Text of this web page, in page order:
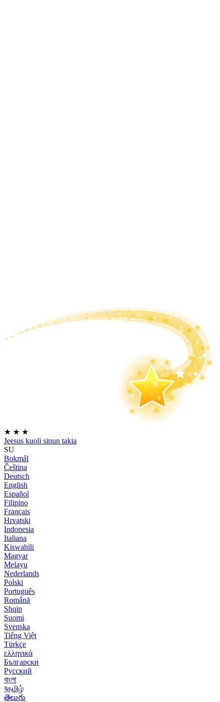
★ ★ ★
Jeesus kuoli sinun takia
SU
Bokmål
Čeština
Deutsch
English
Español
Filipino
Français
Hrvatski
Indonesia
Italiana
Kiswahili
Magyar
Melayu
Nederlands
Polski
Português
Română
Shqip
Suomi
Svenska
Tiếng Việt
Türkçe
ελληνικά
Български
Русский
বাংলা
বதமிழ்
తెలుగు